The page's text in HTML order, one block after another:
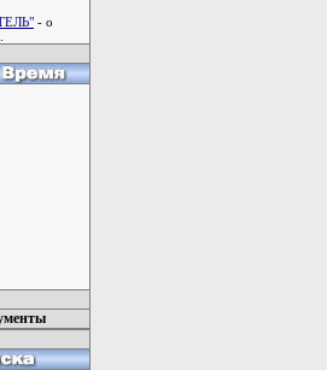
- о